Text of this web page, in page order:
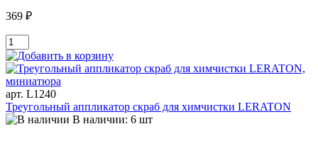
369 ₽
арт. L1240
Треугольный аппликатор скраб для химчистки LERATON
В наличии: 6 шт